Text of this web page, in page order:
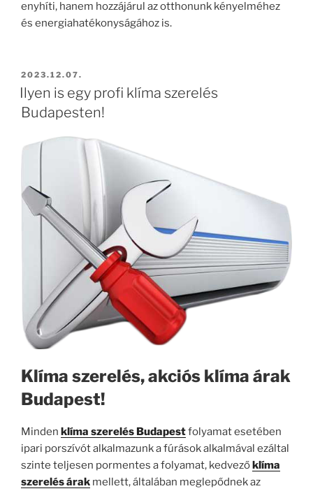
enyhíti, hanem hozzájárul az otthonunk kényelméhez
és energiahatékonyságához is.
BEKÜLDVE:
2023.12.07.
Ilyen is egy profi klíma szerelés
Budapesten!
Klíma szerelés, akciós klíma árak
Budapest!
Minden klíma szerelés Budapestfolyamat esetében
ipari porszívót alkalmazunk a fúrások alkalmával ezáltal
szinte teljesen pormentes a folyamat, kedvezőklíma
szerelés árak mellett, általában meglepődnek az